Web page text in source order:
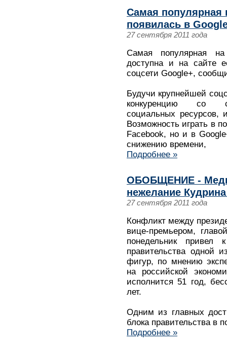
Самая популярная
появилась в
27 сентября 2011 года
Самая популярная
доступна и на сайте
соцсети Google+,
Будучи крупнейшей
конкуренцию со
социальных ресурсов,
Возможность играть в
Facebook, но и в
снижению времени,
Подробнее »
ОБОБЩЕНИЕ -
нежелание
27 сентября 2011 года
Конфликт между
вице-премьером,
понедельник привел
правительства одной
фигур, по мнению
на российской
исполнится 51 год,
лет.
Одним из главных
блока правительства в
Подробнее »